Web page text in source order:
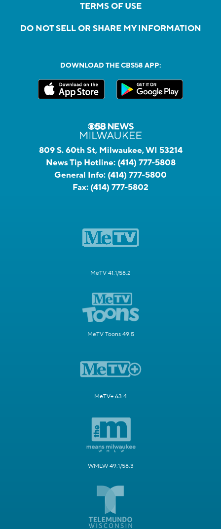
TERMS OF USE
DO NOT SELL OR SHARE MY INFORMATION
DOWNLOAD THE CBS58 APP:
809 S. 60th St, Milwaukee, WI 53214
News Tip Hotline: (414) 777-5808
General Info: (414) 777-5800
Fax: (414) 777-5802
MeTV 41.1/58.2
MeTV Toons 49.5
MeTV+ 63.4
WMLW 49.1/58.3